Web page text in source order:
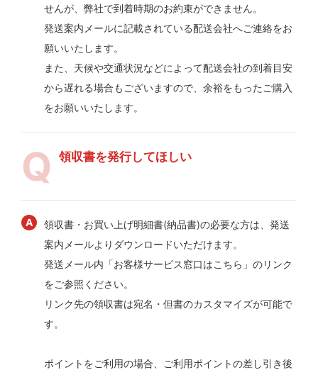
せんが、弊社で到着時期のお約束ができません。
発送案内メールに記載されている配送会社へご連絡をお
願いいたします。
また、天候や交通状況などによって配送会社の到着目安
から遅れる場合もございますので、余裕をもったご購入
をお願いいたします。
領収書を発行してほしい
領収書・お買い上げ明細書(納品書)の必要な方は、発送
案内メールよりダウンロードいただけます。
発送メール内「お客様サービス窓口はこちら」のリンク
をご参照ください。
リンク先の領収書は宛名・但書のカスタマイズが可能で
す。
ポイントをご利用の場合、ご利用ポイントの差し引き後